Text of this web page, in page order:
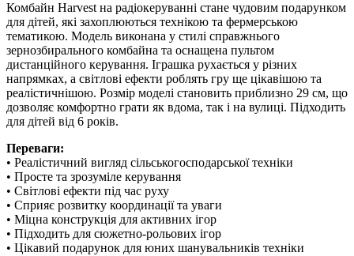
Комбайн Harvest на радіокеруванні стане чудовим подарунком
для дітей, які захоплюються технікою та фермерською
тематикою. Модель виконана у стилі справжнього
зернозбирального комбайна та оснащена пультом
дистанційного керування. Іграшка рухається у різних
напрямках, а світлові ефекти роблять гру ще цікавішою та
реалістичнішою. Розмір моделі становить приблизно 29 см, що
дозволяє комфортно грати як вдома, так і на вулиці. Підходить
для дітей від 6 років.
Переваги:
• Реалістичний вигляд сільськогосподарської техніки
• Просте та зрозуміле керування
• Світлові ефекти під час руху
• Сприяє розвитку координації та уваги
• Міцна конструкція для активних ігор
• Підходить для сюжетно-рольових ігор
• Цікавий подарунок для юних шанувальників техніки